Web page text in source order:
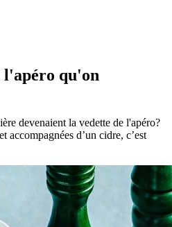
l'apéro qu'on
devenaient la vedette de l'apéro?
accompagnées d’un cidre, c’est